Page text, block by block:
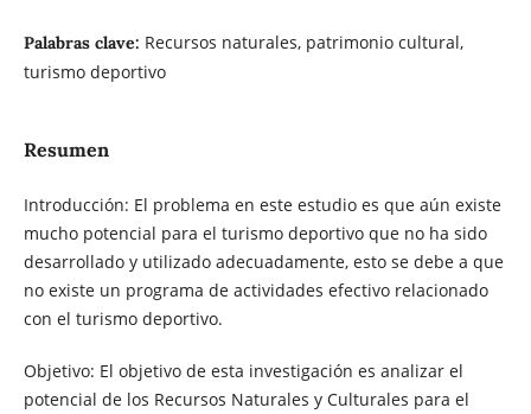
Palabras clave: Recursos naturales, patrimonio cultural,
turismo deportivo
Resumen
Introducción: El problema en este estudio es que aún existe
mucho potencial para el turismo deportivo que no ha sido
desarrollado y utilizado adecuadamente, esto se debe a que
no existe un programa de actividades efectivo relacionado
con el turismo deportivo.
Objetivo: El objetivo de esta investigación es analizar el
potencial de los Recursos Naturales y Culturales para el